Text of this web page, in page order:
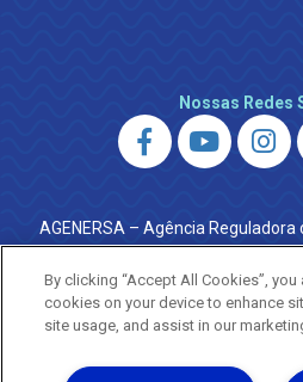
Nossas Redes
AGENERSA – Agência
do Estado do Rio
0800 024 9040 · (21) 2332-
ouvidoria@agenersa.rj.gov.br/
·http://
By clicking “Accept All Cookies”,
cookies on your device to enhance
site usage, and assist in our